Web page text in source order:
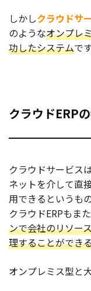
しかしクラウドサ
のようなオンプレ
功したシステムです
クラウドERP
クラウドサービス
ネットを介して直
用できるというもの
クラウドERPもま
ンで会社のリソー
理することができ
オンプレミス型と